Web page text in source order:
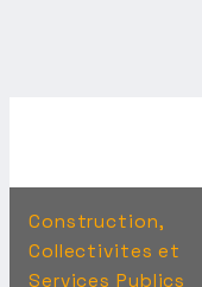
Construction,
Collectivites et
Services Publics